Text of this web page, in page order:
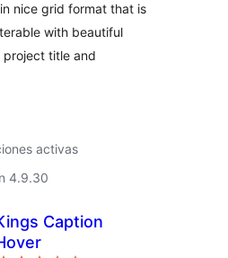
nice grid format that is
with beautiful
project title and
activas
4.9.30
Caption